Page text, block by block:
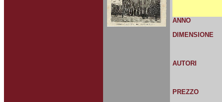
ANNO
DIMENSIONE
AUTORI
PREZZO